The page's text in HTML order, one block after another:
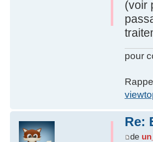
(voir
pour
Re:
de